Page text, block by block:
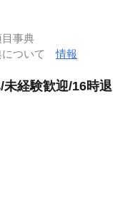
事典
について情報
経験歓迎/16時退